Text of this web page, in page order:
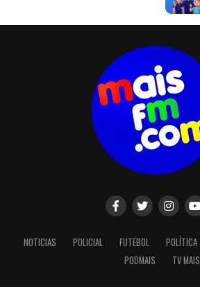
NOTICIAS POLICIAL FUTEBOL POLÍTICA
PODMAIS
TV MAIS